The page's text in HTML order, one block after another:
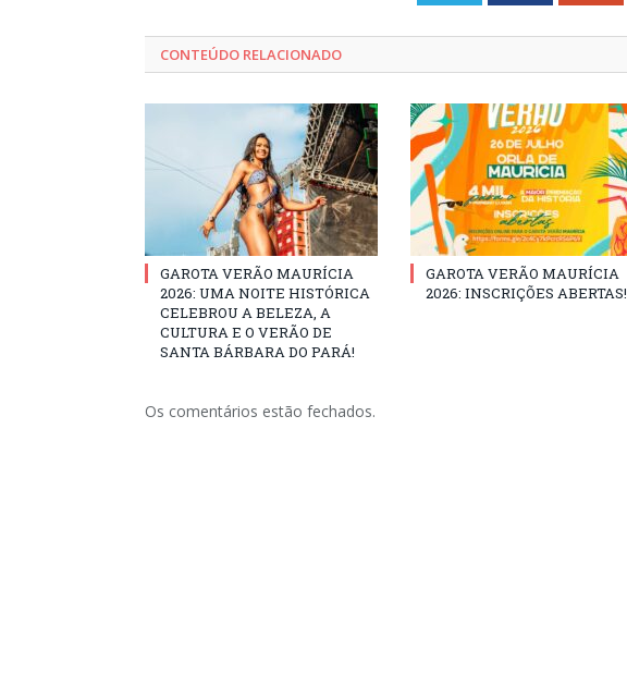
CONTEÚDO RELACIONADO
GAROTA VERÃO MAURÍCIA
2026: UMA NOITE HISTÓRICA
CELEBROU A BELEZA, A
CULTURA E O VERÃO DE
SANTA BÁRBARA DO PARÁ!
GAROTA VERÃO MAURÍCIA
2026: INSCRIÇÕES ABERTAS!
Os comentários estão fechados.